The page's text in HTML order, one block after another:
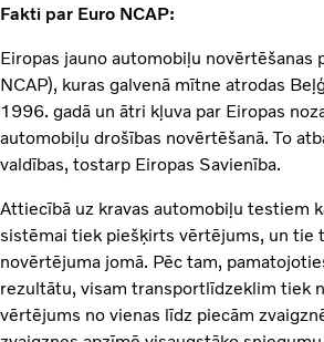
Fakti par Euro NCAP:
Eiropas jauno automobiļu novērtēšanas
NCAP), kuras galvenā mītne atrodas
1996. gadā un ātri kļuva par Eiropas
automobiļu drošības novērtēšanā. To
valdības, tostarp Eiropas Savienība.
Attiecībā uz kravas automobiļu testiem
sistēmai tiek piešķirts vērtējums, un tie
novērtējuma jomā. Pēc tam,
rezultātu, visam transportlīdzeklim tiek
vērtējums no vienas līdz piecām